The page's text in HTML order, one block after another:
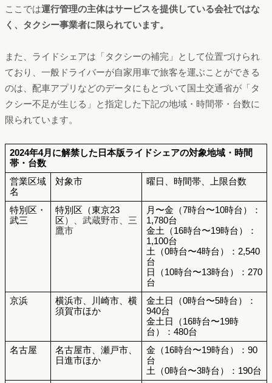
ここでは運行管理の主体はサービスを提供している会社ではな
く、タクシー事業者に限られています。
また、ライドシェアは「タクシーの補完」として位置づけられ
ており、一般ドライバーが自家用車で旅客を運ぶことができる
のは、配車アプリなどのデータにもとづいて国土交通省が「タ
クシー不足が生じる」と指定した下記の地域・時間帯・台数に
限られています。
2024年4月に解禁した日本版ライドシェアの対象地域・時間
帯・台数
営業区域
名
対象市 曜日、時間帯、上限台数
特別区・
武三
特別区（東京23
区 ）、武蔵野市、三
鷹市
月〜金（7時台〜10時台）：
1,780台
金土（16時台〜19時台）：
1,100台
土（0時台〜4時台）：2,540
台
日（10時台〜13時台）：270
台
京浜
横浜市、川崎市、横
須賀市ほか
金土日（0時台〜5時台）：
940台
金土日（16時台〜19時
台）：480台
名古屋
名古屋市、瀬戸市、
日進市ほか
金（16時台〜19時台）：90
台
土（0時台〜3時台）：190台